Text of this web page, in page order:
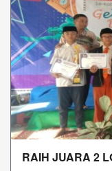
RAIH JUARA 2